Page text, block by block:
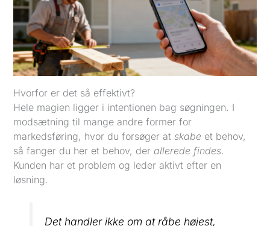
Hvorfor er det så effektivt?
Hele magien ligger i intentionen bag søgningen. I
modsætning til mange andre former for
markedsføring, hvor du forsøger atskabe et behov,
så fanger du her et behov, derallerede findes.
Kunden har et problem og leder aktivt efter en
løsning.
Det handler ikke om at råbe højest,